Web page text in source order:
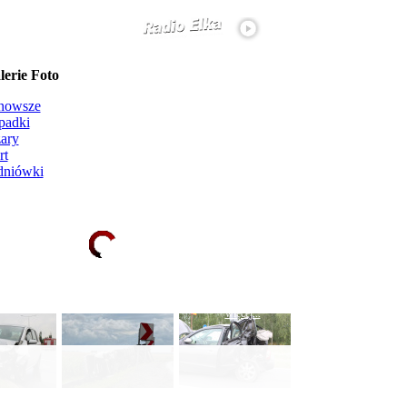
Foto
więcej...